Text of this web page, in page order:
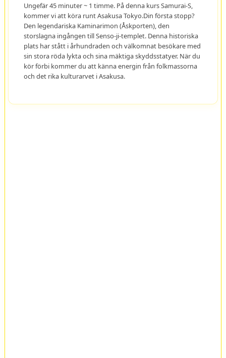
Ungefär 45 minuter ~ 1 timme. På denna kurs Samurai-S,
kommer vi att köra runt Asakusa Tokyo.Din första stopp?
Den legendariska Kaminarimon (Åskporten), den
storslagna ingången till Senso-ji-templet. Denna historiska
plats har stått i århundraden och välkomnat besökare med
sin stora röda lykta och sina mäktiga skyddsstatyer. När du
kör förbi kommer du att känna energin från folkmassorna
och det rika kulturarvet i Asakusa.